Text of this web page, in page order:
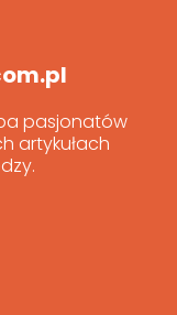
pasjonatów
artykułach